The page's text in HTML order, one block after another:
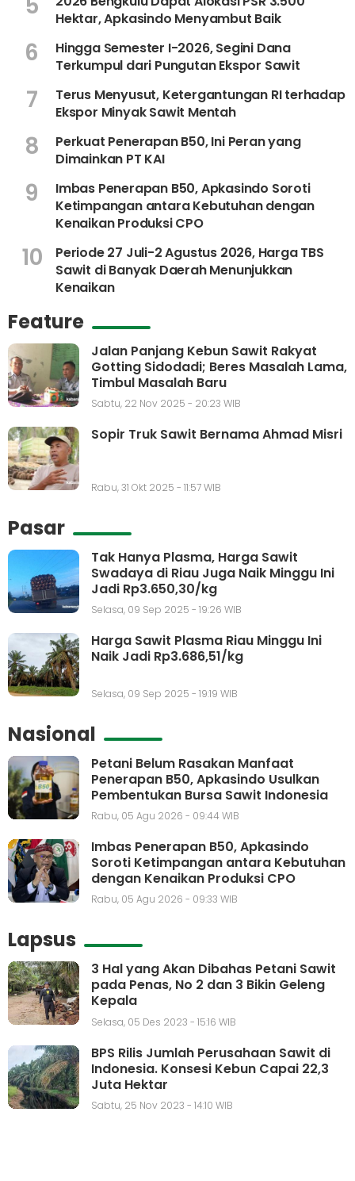
Hektar, Apkasindo Menyambut Baik
6
Hingga Semester I-2026, Segini Dana
Terkumpul dari Pungutan Ekspor Sawit
7
Terus Menyusut, Ketergantungan RI terhadap
Ekspor Minyak Sawit Mentah
8
Perkuat Penerapan B50, Ini Peran yang
Dimainkan PT KAI
9
Imbas Penerapan B50, Apkasindo Soroti
Ketimpangan antara Kebutuhan dengan
Kenaikan Produksi CPO
10
Periode 27 Juli-2 Agustus 2026, Harga TBS
Sawit di Banyak Daerah Menunjukkan
Kenaikan
Feature
Jalan Panjang Kebun Sawit Rakyat
Gotting Sidodadi; Beres Masalah Lama,
Timbul Masalah Baru
Sabtu, 22 Nov 2025 - 20:23 WIB
Sopir Truk Sawit Bernama Ahmad Misri
Rabu, 31 Okt 2025 - 11:57 WIB
Pasar
Tak Hanya Plasma, Harga Sawit
Swadaya di Riau Juga Naik Minggu Ini
Jadi Rp3.650,30/kg
Selasa, 09 Sep 2025 - 19:26 WIB
Harga Sawit Plasma Riau Minggu Ini
Naik Jadi Rp3.686,51/kg
Selasa, 09 Sep 2025 - 19:19 WIB
Nasional
Petani Belum Rasakan Manfaat
Penerapan B50, Apkasindo Usulkan
Pembentukan Bursa Sawit Indonesia
Rabu, 05 Agu 2026 - 09:44 WIB
Imbas Penerapan B50, Apkasindo
Soroti Ketimpangan antara Kebutuhan
dengan Kenaikan Produksi CPO
Rabu, 05 Agu 2026 - 09:33 WIB
Lapsus
3 Hal yang Akan Dibahas Petani Sawit
pada Penas, No 2 dan 3 Bikin Geleng
Kepala
Selasa, 05 Des 2023 - 15:16 WIB
BPS Rilis Jumlah Perusahaan Sawit di
Indonesia. Konsesi Kebun Capai 22,3
Juta Hektar
Sabtu, 25 Nov 2023 - 14:10 WIB